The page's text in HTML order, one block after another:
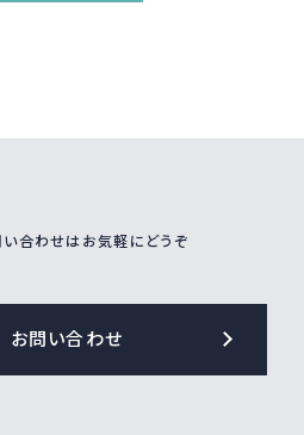
合わせはお気軽にどうぞ
お問い合わせ